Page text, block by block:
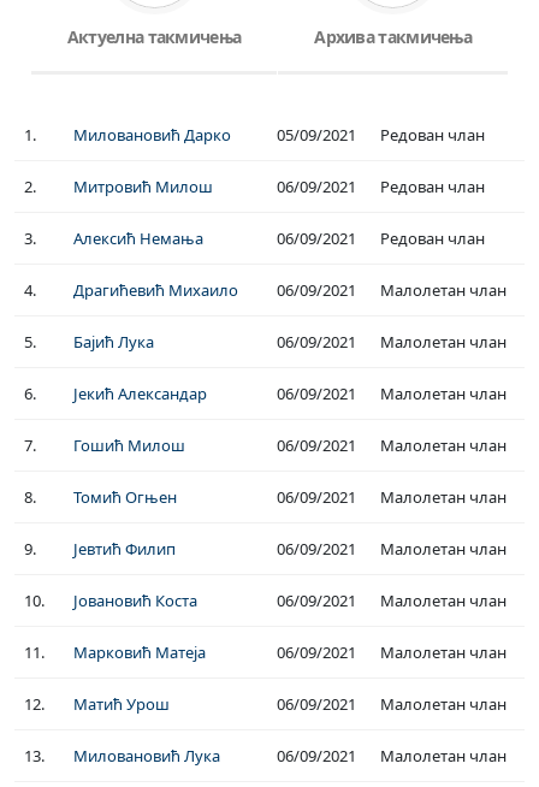
Актуелна такмичења Архива такмичења
1. Миловановић Дарко 05/09/2021 Редован члан
2. Митровић Милош 06/09/2021 Редован члан
3. Алексић Немања 06/09/2021 Редован члан
4. Драгићевић Михаило 06/09/2021 Малолетан члан
5. Бајић Лука 06/09/2021 Малолетан члан
6. Јекић Александар 06/09/2021 Малолетан члан
7. Гошић Милош 06/09/2021 Малолетан члан
8. Томић Огњен 06/09/2021 Малолетан члан
9. Јевтић Филип 06/09/2021 Малолетан члан
10. Јовановић Коста 06/09/2021 Малолетан члан
11. Марковић Матеја 06/09/2021 Малолетан члан
12. Матић Урош 06/09/2021 Малолетан члан
13. Миловановић Лука 06/09/2021 Малолетан члан